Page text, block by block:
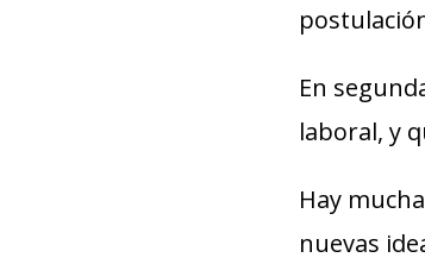
En
laboral, y
Hay
nuevas